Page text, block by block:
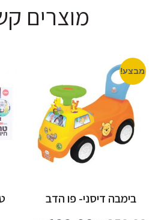
מוצרים
מבצע!
בימבה דיסני- פו הדב